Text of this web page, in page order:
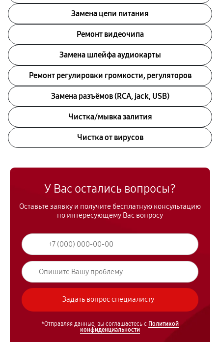
Замена цепи питания
Ремонт видеочипа
Замена шлейфа аудиокарты
Ремонт регулировки громкости, регуляторов
Замена разъёмов (RCA, jack, USB)
Чистка/мывка залития
Чистка от вирусов
У Вас остались вопросы?
Оставьте заявку и получите бесплатную консультацию
по интересующему Вас вопросу
*Отправляя данные, вы соглашаетесь с Политикой
конфиденциальности